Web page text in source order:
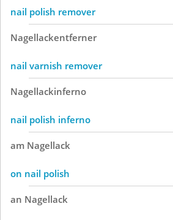
nail polish remover
Nagellackentferner
nail varnish remover
Nagellackinferno
nail polish inferno
am Nagellack
on nail polish
an Nagellack